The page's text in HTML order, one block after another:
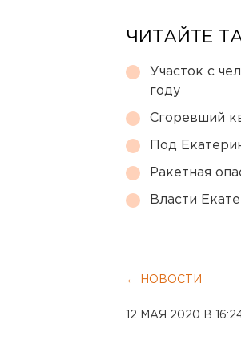
ЧИТАЙТЕ
Участок с
году
Сгоревший
Под
Ракетная
Власти
← НОВОСТИ
12 МАЯ 2020 В